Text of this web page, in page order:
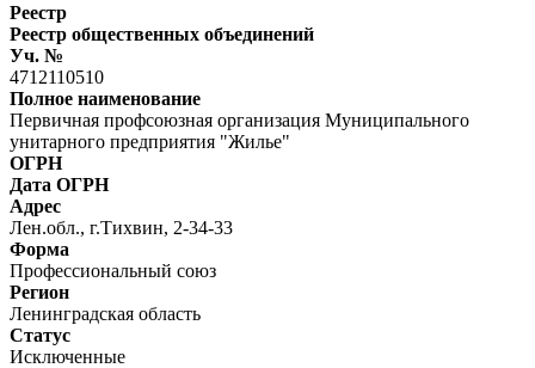
Реестр
Реестр общественных объединений
Уч. №
4712110510
Полное наименование
Первичная профсоюзная организация Муниципального
унитарного предприятия "Жилье"
ОГРН
Дата ОГРН
Адрес
Лен.обл., г.Тихвин, 2-34-33
Форма
Профессиональный союз
Регион
Ленинградская область
Статус
Исключенные